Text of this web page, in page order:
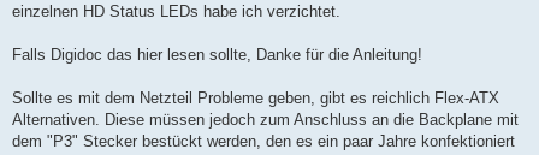
einzelnen HD Status LEDs habe ich verzichtet.
Falls Digidoc das hier lesen sollte, Danke für die Anleitung!
Sollte es mit dem Netzteil Probleme geben, gibt es reichlich Flex-ATX
Alternativen. Diese müssen jedoch zum Anschluss an die Backplane mit
dem "P3" Stecker bestückt werden, den es ein paar Jahre konfektioniert